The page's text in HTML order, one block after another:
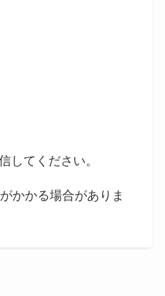
してください。
かかる場合がありま